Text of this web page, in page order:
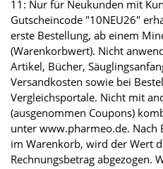
11: Nur für Neukunden mit
Gutscheincode "10NEU26"
erste Bestellung, ab einem
(Warenkorbwert). Nicht
Artikel, Bücher,
Versandkosten sowie bei
Vergleichsportale. Nicht mit
(ausgenommen Coupons)
unter www.pharmeo.de. Nach
im Warenkorb, wird der Wert
Rechnungsbetrag abgezogen.